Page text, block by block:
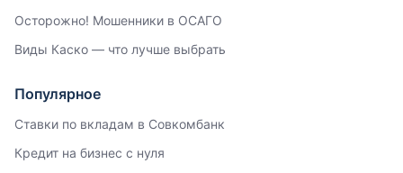
Осторожно! Мошенники в ОСАГО
Виды Каско — что лучше выбрать
Популярное
Ставки по вкладам в Совкомбанк
Кредит на бизнес с нуля